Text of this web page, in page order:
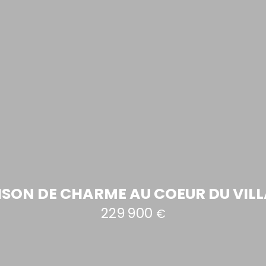
DE CHARME AU COEUR DU
229 900 €